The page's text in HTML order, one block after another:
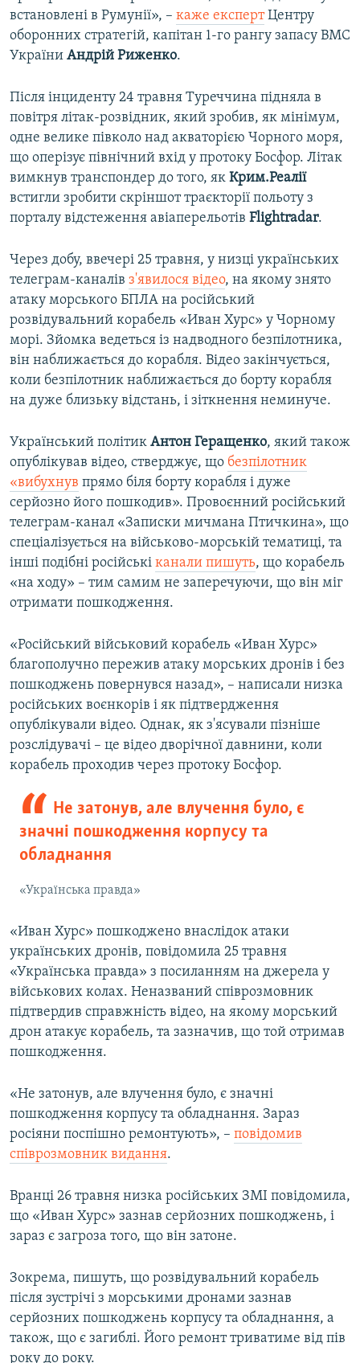
встановлені в Румунії», – каже експертЦентру
оборонних стратегій, капітан 1-го рангу запасу ВМС
України Андрій Риженко.
Після інциденту 24 травня Туреччина підняла в
повітря літак-розвідник, який зробив, як мінімум,
одне велике півколо над акваторією Чорного моря,
що оперізує північний вхід у протоку Босфор. Літак
вимкнув транспондер до того, як Крим.Реалії
встигли зробити скріншот траєкторії польоту з
порталу відстеження авіаперельотів Flightradar.
Через добу, ввечері 25 травня, у низці українських
телеграм-каналів з'явилося відео, на якому знято
атаку морського БПЛА на російський
розвідувальний корабель «Иван Хурс» у Чорному
морі. Зйомка ведеться із надводного безпілотника,
він наближається до корабля. Відео закінчується,
коли безпілотник наближається до борту корабля
на дуже близьку відстань, і зіткнення неминуче.
Український політик Антон Геращенко, який також
опублікував відео, стверджує, що безпілотник
«вибухнув прямо біля борту корабля і дуже
серйозно його пошкодив». Провоєнний російський
телеграм-канал «Записки мичмана Птичкина», що
спеціалізується на військово-морській тематиці, та
інші подібні російські канали пишуть, що корабель
«на ходу» – тим самим не заперечуючи, що він міг
отримати пошкодження.
«Російський військовий корабель «Иван Хурс»
благополучно пережив атаку морських дронів і без
пошкоджень повернувся назад», – написали низка
російських воєнкорів і як підтвердження
опублікували відео. Однак, як з'ясували пізніше
розслідувачі – це відео дворічної давнини, коли
корабель проходив через протоку Босфор.
Не затонув, але влучення було, є
значні пошкодження корпусу та
обладнання
«Українська правда»
«Иван Хурс» пошкоджено внаслідок атаки
українських дронів, повідомила 25 травня
«Українська правда» з посиланням на джерела у
військових колах. Неназваний співрозмовник
підтвердив справжність відео, на якому морський
дрон атакує корабель, та зазначив, що той отримав
пошкодження.
«Не затонув, але влучення було, є значні
пошкодження корпусу та обладнання. Зараз
росіяни поспішно ремонтують», – повідомив
співрозмовник видання.
Вранці 26 травня низка російських ЗМІ повідомила,
що «Иван Хурс» зазнав серйозних пошкоджень, і
зараз є загроза того, що він затоне.
Зокрема, пишуть, що розвідувальний корабель
після зустрічі з морськими дронами зазнав
серйозних пошкоджень корпусу та обладнання, а
також, що є загиблі. Його ремонт триватиме від пів
року до року.